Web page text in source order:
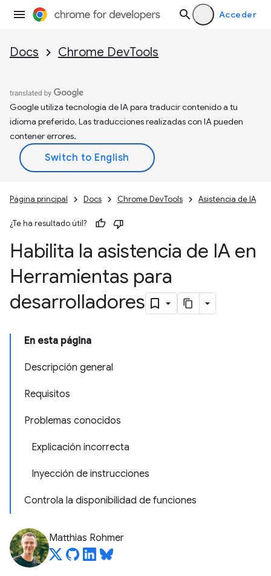
Acceder
Docs Chrome DevTools
Google utiliza tecnología de IA para traducir contenido a tu
idioma preferido. Las traducciones realizadas con IA pueden
contener errores.
Página principal Docs Chrome DevTools Asistencia de IA
¿Te ha resultado útil?
Habilita la asistencia de IA en
Herramientas para
desarrolladores
En esta página
Descripción general
Requisitos
Problemas conocidos
Explicación incorrecta
Inyección de instrucciones
Controla la disponibilidad de funciones
Matthias Rohmer